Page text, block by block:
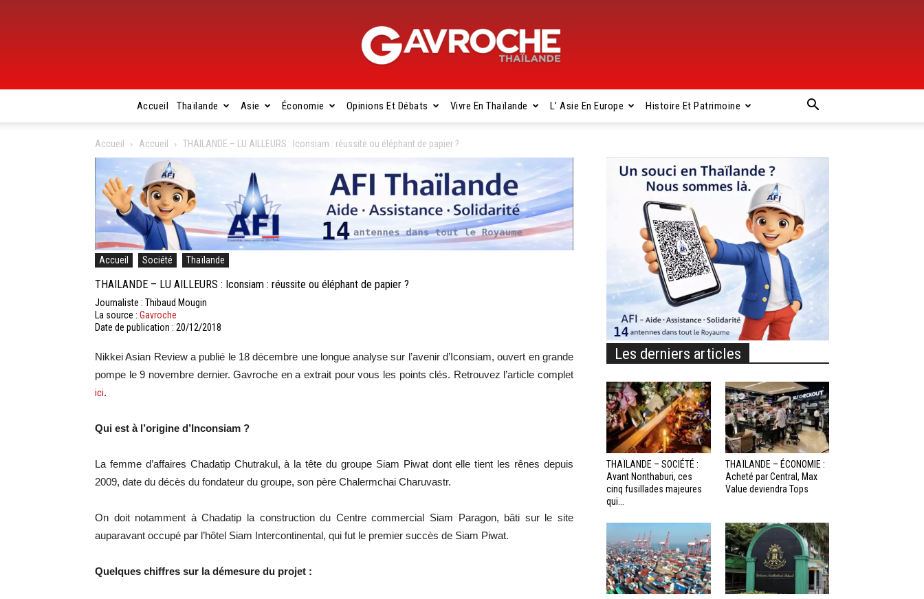
Gavroche
Thaïlande
Accueil Thaïlande Asie Économie Opinions Et Débats Vivre En Thaïlande L’ Asie En Europe Histoire Et Patrimoine
Accueil Accueil THAILANDE – LU AILLEURS : Iconsiam : réussite ou éléphant de papier ?
Accueil Société Thaïlande
THAILANDE – LU AILLEURS : Iconsiam : réussite ou éléphant de papier ?
Journaliste : Thibaud Mougin
La source : Gavroche
Date de publication : 20/12/2018
Nikkei Asian Review a publié le 18 décembre une longue analyse sur l’avenir d’Iconsiam, ouvert en grande
pompe le 9 novembre dernier. Gavroche en a extrait pour vous les points clés. Retrouvez l’article complet
ici.
Qui est à l’origine d’Inconsiam ?
La femme d’affaires Chadatip Chutrakul, à la tête du groupe Siam Piwat dont elle tient les rênes depuis
2009, date du décès du fondateur du groupe, son père Chalermchai Charuvastr.
On doit notamment à Chadatip la construction du Centre commercial Siam Paragon, bâti sur le site
auparavant occupé par l’hôtel Siam Intercontinental, qui fut le premier succès de Siam Piwat.
Quelques chiffres sur la démesure du projet :
Les derniers articles
THAÏLANDE – SOCIÉTÉ :
Avant Nonthaburi, ces
cinq fusillades majeures
qui...
THAÏLANDE – ÉCONOMIE :
Acheté par Central, Max
Value deviendra Tops